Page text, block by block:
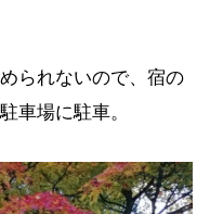
られないので、宿の
車場に駐車。